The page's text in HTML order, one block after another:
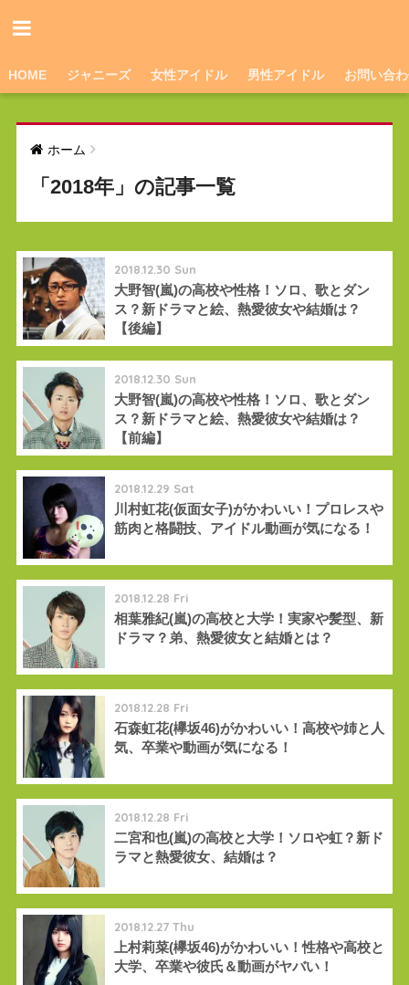
HOME ジャニーズ 女性アイドル 男性アイドル お問い合
ホーム
「2018年」の記事一覧
2018.12.30 Sun
大野智(嵐)の高校や性格！ソロ、歌とダン
ス？新ドラマと絵、熱愛彼女や結婚は？
【後編】
2018.12.30 Sun
大野智(嵐)の高校や性格！ソロ、歌とダン
ス？新ドラマと絵、熱愛彼女や結婚は？
【前編】
2018.12.29 Sat
川村虹花(仮面女子)がかわいい！プロレスや
筋肉と格闘技、アイドル動画が気になる！
2018.12.28 Fri
相葉雅紀(嵐)の高校と大学！実家や髪型、新
ドラマ？弟、熱愛彼女と結婚とは？
2018.12.28 Fri
石森虹花(欅坂46)がかわいい！高校や姉と人
気、卒業や動画が気になる！
2018.12.28 Fri
二宮和也(嵐)の高校と大学！ソロや虹？新ド
ラマと熱愛彼女、結婚は？
2018.12.27 Thu
上村莉菜(欅坂46)がかわいい！性格や高校と
大学、卒業や彼氏＆動画がヤバい！